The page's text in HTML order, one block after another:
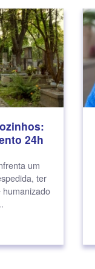
24h
um
ter